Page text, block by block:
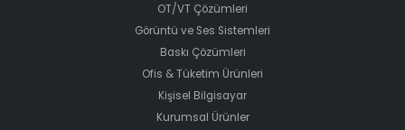
OT/VT Çözümleri
Görüntü ve Ses Sistemleri
Baskı Çözümleri
Ofis & Tüketim Ürünleri
Kişisel Bilgisayar
Kurumsal Ürünler